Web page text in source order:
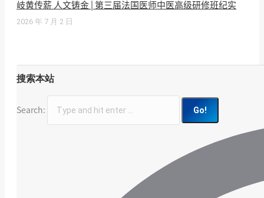
岐黄传薪 人文铸金 | 第三届法国医师中医高级研修班纪实
2026 年 7 月 2 日
搜索本站
Search: